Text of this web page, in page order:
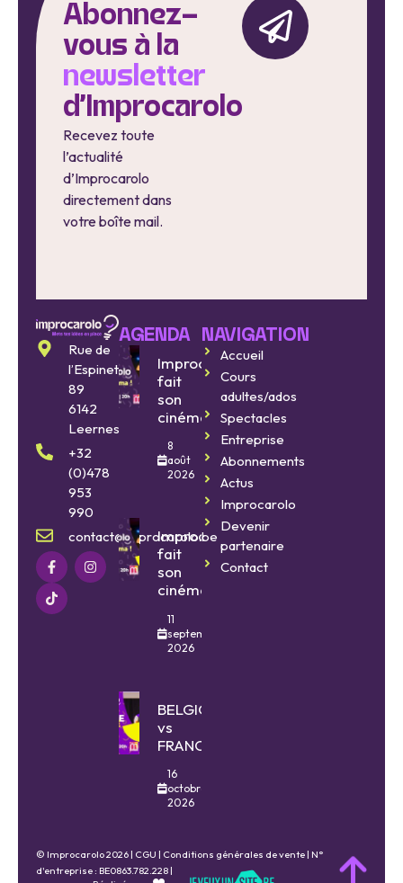
Abonnez-
vous à la
newsletter
d'Improcarolo
Recevez toute
l’actualité
d’Improcarolo
directement dans
votre boîte mail.
Rue de
l’Espinette
89
6142
Leernes
+32
(0)478
953
990
contact@improcarolo.be
AGENDA
Improcarolo
fait
son
cinéma
8
août
2026
Improcarolo
fait
son
cinéma
11
septembre
2026
BELGIQUE
vs
FRANCE
16
octobre
2026
NAVIGATION
Accueil
Cours
adultes/ados
Spectacles
Entreprise
Abonnements
Actus
Improcarolo
Devenir
partenaire
Contact
© Improcarolo 2026 | CGU | Conditions générales de vente | N°
d'entreprise : BE0863.782.228 |